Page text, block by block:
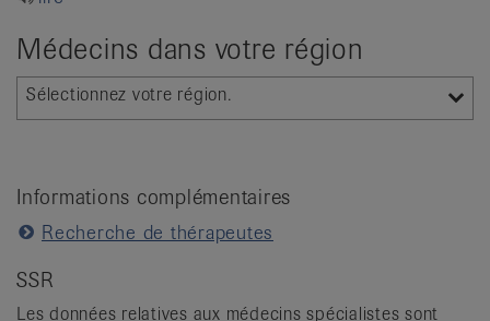
Médecins dans votre région
Sélectionnez votre région.
Informations complémentaires
Recherche de thérapeutes
SSR
Les données relatives aux médecins spécialistes sont